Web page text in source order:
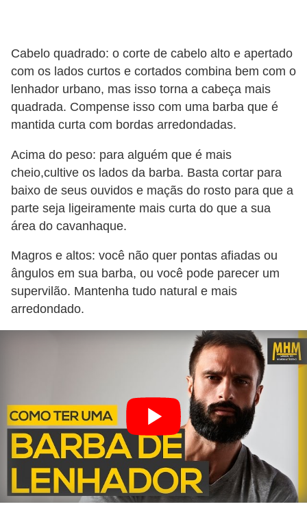
Cabelo quadrado: o corte de cabelo alto e apertado
com os lados curtos e cortados combina bem com o
lenhador urbano, mas isso torna a cabeça mais
quadrada. Compense isso com uma barba que é
mantida curta com bordas arredondadas.
Acima do peso: para alguém que é mais
cheio,cultive os lados da barba. Basta cortar para
baixo de seus ouvidos e maçãs do rosto para que a
parte seja ligeiramente mais curta do que a sua
área do cavanhaque.
Magros e altos: você não quer pontas afiadas ou
ângulos em sua barba, ou você pode parecer um
supervilão. Mantenha tudo natural e mais
arredondado.
o
s
S
a
d
e